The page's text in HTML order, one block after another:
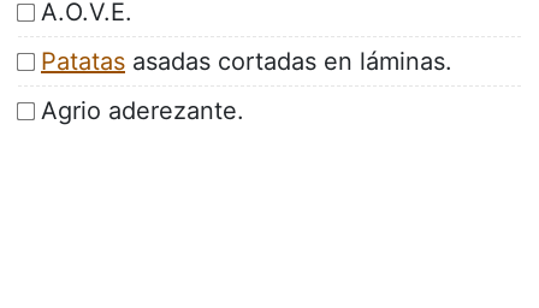
A.O.V.E.
Patatas asadas cortadas en láminas.
Agrio aderezante.